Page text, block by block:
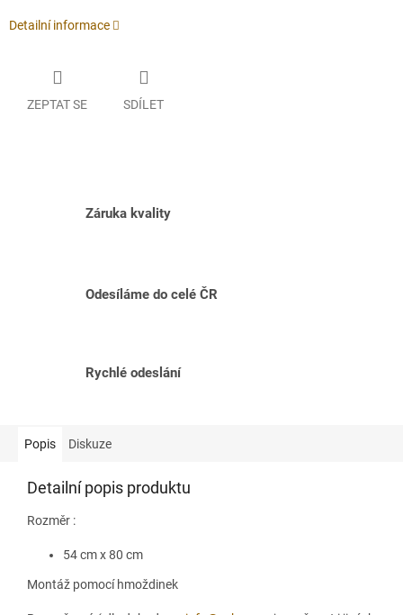
Detailní informace
ZEPTAT SE SDÍLET
Záruka kvality
Odesíláme do celé ČR
Rychlé odeslání
Popis Diskuze
Detailní popis produktu
Rozměr :
54 cm x 80 cm
Montáž pomocí hmoždinek